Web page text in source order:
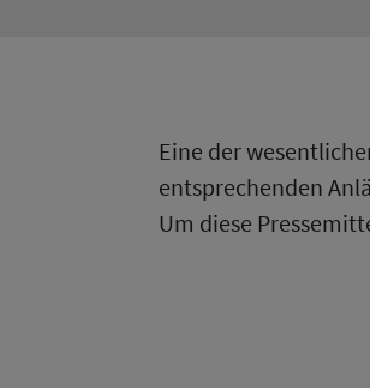
Eine der
entsprechenden
Um diese